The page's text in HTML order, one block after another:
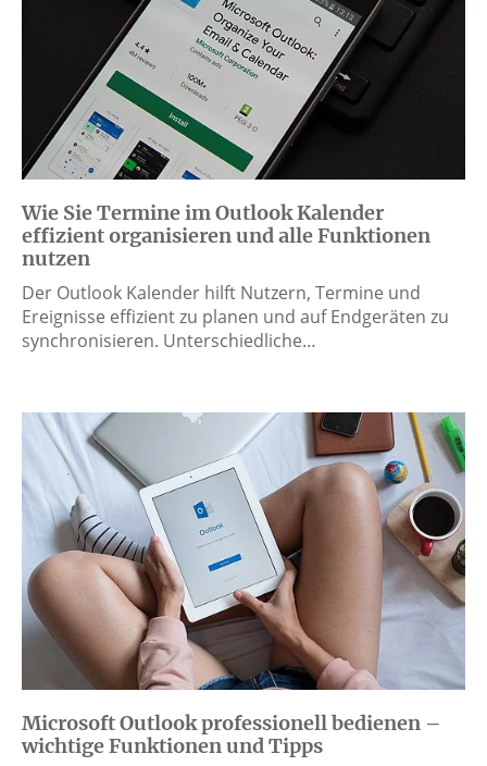
Wie Sie Termine im Outlook Kalender
effizient organisieren und alle Funktionen
nutzen
Der Outlook Kalender hilft Nutzern, Termine und
Ereignisse effizient zu planen und auf Endgeräten zu
synchronisieren. Unterschiedliche…
Microsoft Outlook professionell bedienen –
wichtige Funktionen und Tipps